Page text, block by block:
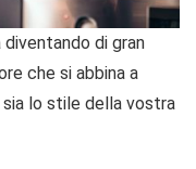
di gran
che si abbina a
lo stile della vostra